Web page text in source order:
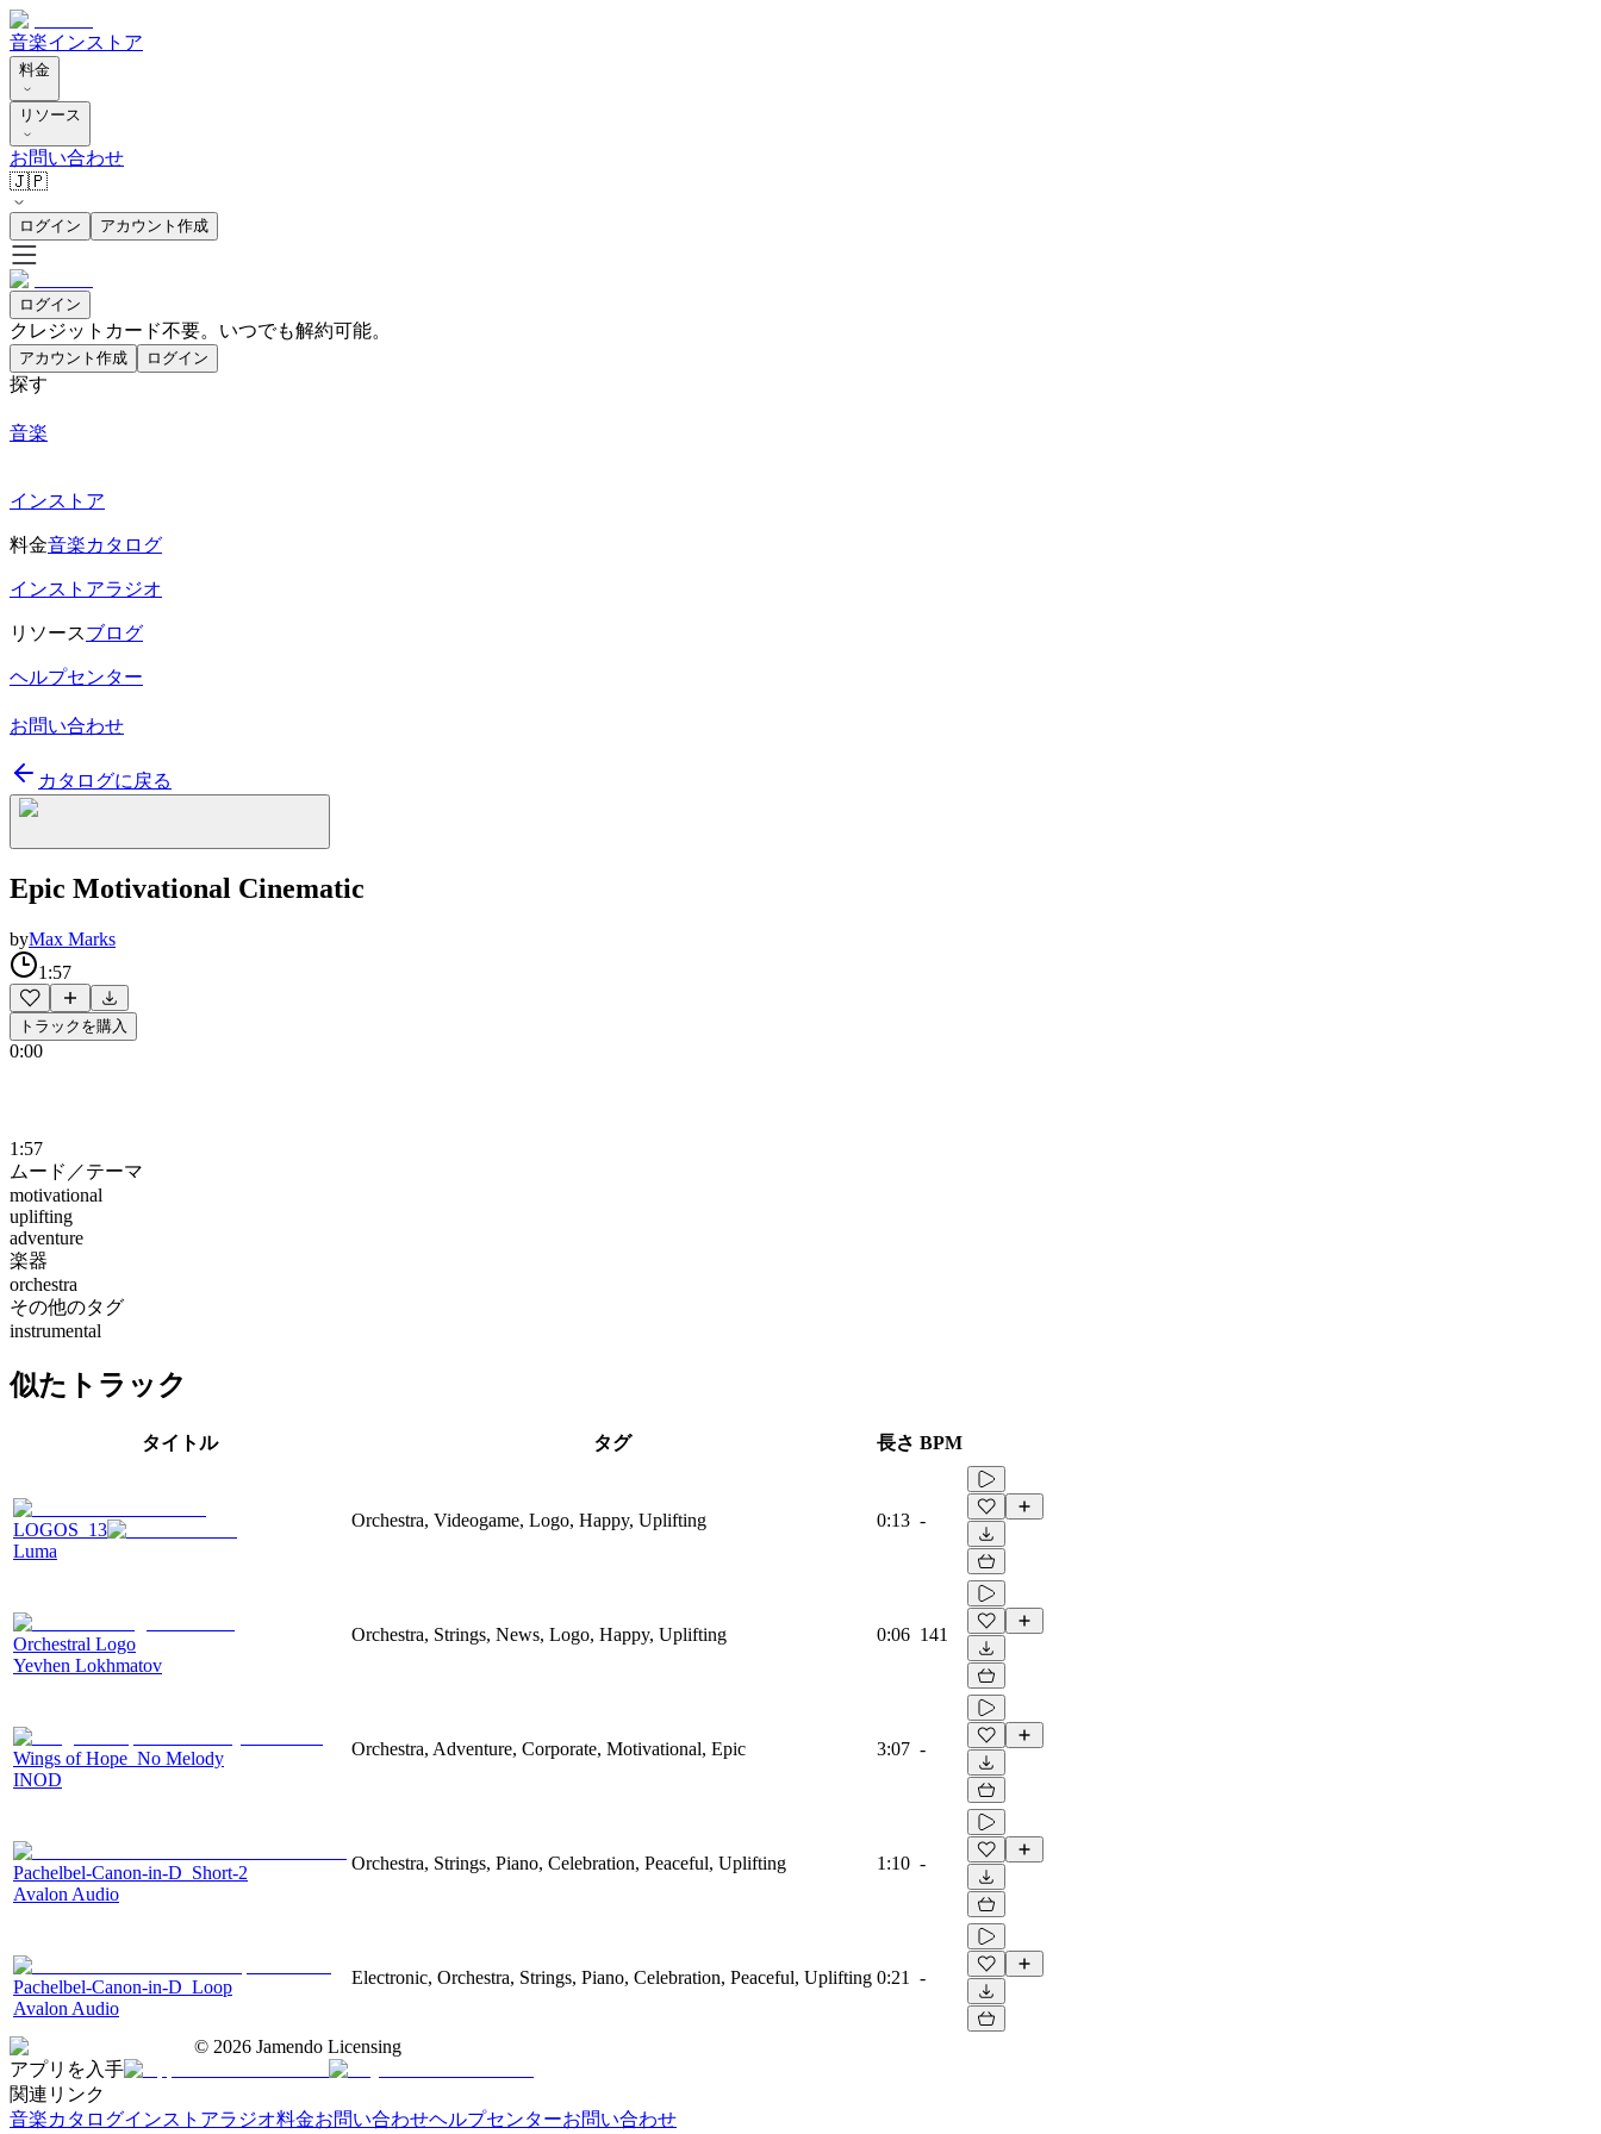
音楽インストア
料金
リソース
お問い合わせ
🇯🇵
ログイン アカウント作成
ログイン
クレジットカード不要。いつでも解約可能。
アカウント作成 ログイン
探す
音楽
インストア
料金音楽カタログ
インストアラジオ
リソースブログ
ヘルプセンター
お問い合わせ
カタログに戻る
Epic Motivational Cinematic
byMax Marks
1:57
トラックを購入
0:00
1:57
ムード／テーマ
motivational
uplifting
adventure
楽器
orchestra
その他のタグ
instrumental
似たトラック
タイトル タグ 長さ BPM
LOGOS_13
Luma
Orchestra, Videogame, Logo, Happy, Uplifting 0:13 -
Orchestral Logo
Yevhen Lokhmatov
Orchestra, Strings, News, Logo, Happy, Uplifting 0:06 141
Wings of Hope_No Melody
INOD
Orchestra, Adventure, Corporate, Motivational, Epic 3:07 -
Pachelbel-Canon-in-D_Short-2
Avalon Audio
Orchestra, Strings, Piano, Celebration, Peaceful, Uplifting 1:10 -
Pachelbel-Canon-in-D_Loop
Avalon Audio
Electronic, Orchestra, Strings, Piano, Celebration, Peaceful, Uplifting 0:21 -
© 2026 Jamendo Licensing
アプリを入手
関連リンク
音楽カタログインストアラジオ料金お問い合わせヘルプセンターお問い合わせ